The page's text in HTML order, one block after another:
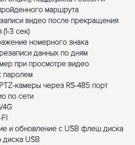
маршрута
видео после прекращения
3 сек)
номерного знака
данных по дням
при просмотре видео
паролем
камеры через RS-485 порт
по сети
и обновление с USB флеш диска
диска USB
шина
питания
8-36 В
Встроенные
упаковки, мм
кг